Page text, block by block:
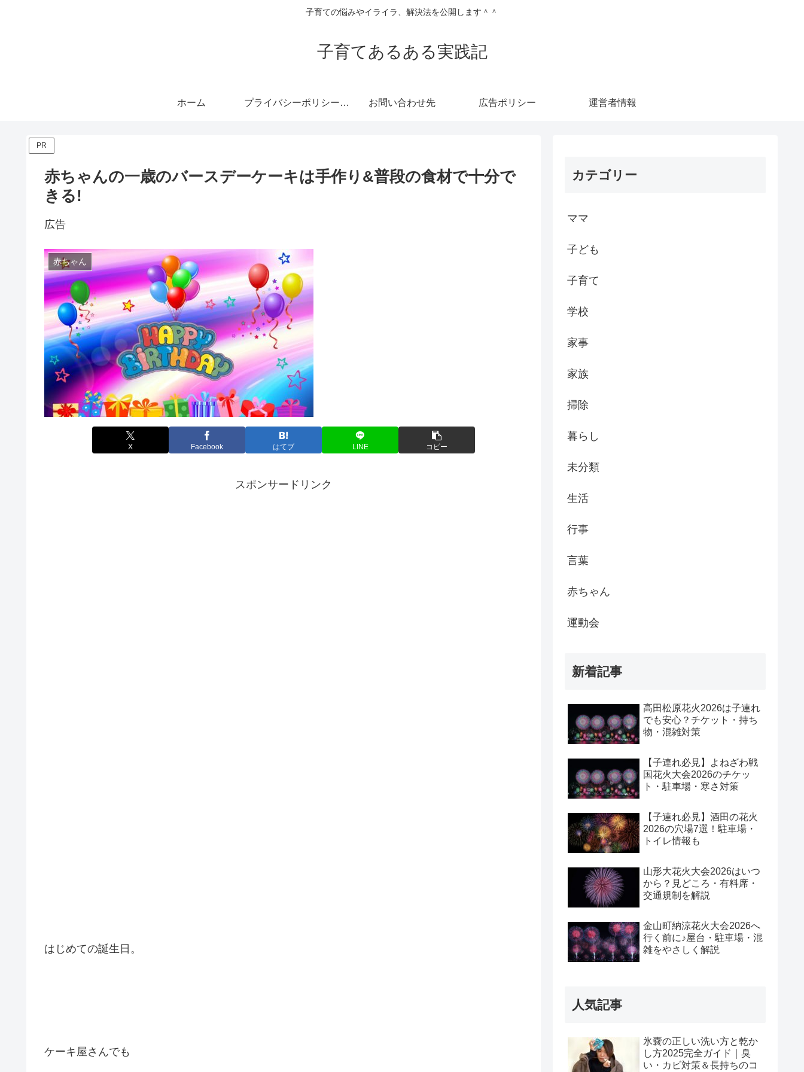
子育ての悩みやイライラ、解決法を公開します＾＾
子育てあるある実践記
ホーム プライバシーポリシー・免責事項 お問い合わせ先 広告ポリシー 運営者情報
PR
赤ちゃんの一歳のバースデーケーキは手作り&普段の食材で十分で
きる!
広告
赤ちゃん
X Facebook はてブ LINE コピー
スポンサードリンク
はじめての誕生日。
ケーキ屋さんでも
カテゴリー
ママ
子ども
子育て
学校
家事
家族
掃除
暮らし
未分類
生活
行事
言葉
赤ちゃん
運動会
新着記事
高田松原花火2026は子連れ
でも安心？チケット・持ち
物・混雑対策
【子連れ必見】よねざわ戦
国花火大会2026のチケッ
ト・駐車場・寒さ対策
【子連れ必見】酒田の花火
2026の穴場7選！駐車場・
トイレ情報も
山形大花火大会2026はいつ
から？見どころ・有料席・
交通規制を解説
金山町納涼花火大会2026へ
行く前に♪屋台・駐車場・混
雑をやさしく解説
人気記事
氷嚢の正しい洗い方と乾か
し方2025完全ガイド｜臭
い・カビ対策＆長持ちのコ